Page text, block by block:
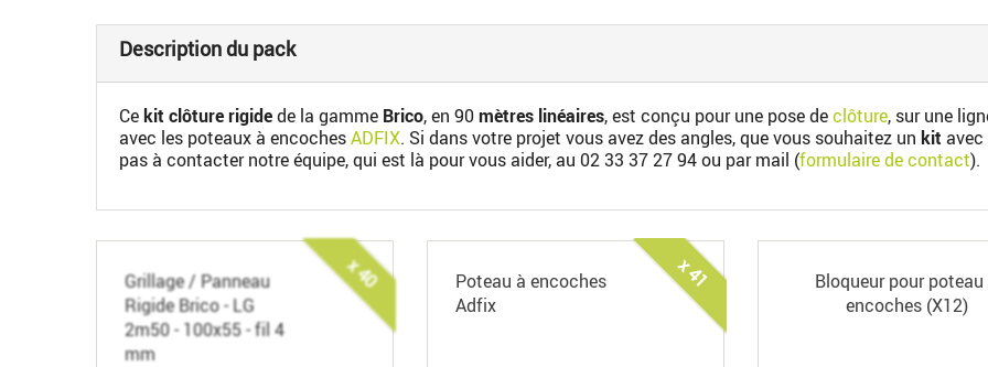
Description du pack
Cekit clôture rigidede la gamme Brico, en 90mètres linéaires, est conçu pour une pose declôture, sur une
avec les poteaux à encochesADFIX. Si dans votre projet vous avez des angles, que vous souhaitez un kit avec
pas à contacter notre équipe, qui est là pour vous aider, au 02 33 37 27 94ou par mail (formulaire de contact).
x 40
Grillage / Panneau
Rigide Brico - LG
2m50 - 100x55 - fil 4
mm
x 41
Poteau à encoches
Adfix
Bloqueur pour poteau
encoches (X12)